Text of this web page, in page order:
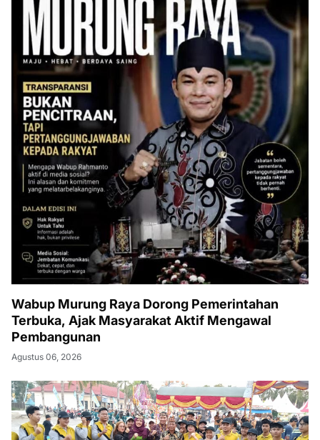
Wabup Murung Raya Dorong Pemerintahan
Terbuka, Ajak Masyarakat Aktif Mengawal
Pembangunan
Agustus 06, 2026